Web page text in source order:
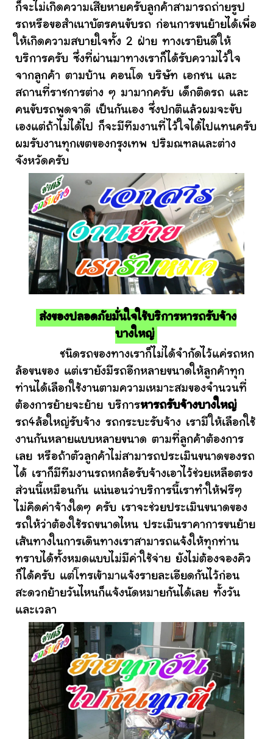
ก็จะไม่เกิดความเสียหายครับลูกค้าสามารถถ่ายรูป
รถหรือขอสำเนาบัตรคนขับรถ ก่อนการขนย้ายได้เพื่อ
ให้เกิดความสบายใจทั้ง 2 ฝ่าย ทางเรายินดีให้
บริการครับ ซึ่งที่ผ่านมาทางเราก็ได้รับความไว้ใจ
จากลูกค้า ตามบ้าน คอนโด บริษัท เอกชน และ
สถานที่ราชการต่าง ๆ มามากครับ เด็กติดรถ และ
คนขับรถพูดจาดี เป็นกันเอง ซึ่งปกติแล้วผมจะขับ
เองแต่ถ้าไม่ได้ไป ก็จะมีทีมงานที่ไว้ใจได้ไปแทนครับ
ผมรับงานทุกเขตของกรุงเทพ ปริมณฑลและต่าง
จังหวัดครับ
ส่งของปลอดภัยมั่นใจใช้บริการหารถรับจ้าง
บางใหญ่
ชนิดรถของทางเราก็ไม่ได้จำกัดไว้แค่รถหก
ล้อขนของ แต่เรายังมีรถอีกหลายขนาดให้ลูกค้าทุก
ท่านได้เลือกใช้งานตามความเหมาะสมของจำนวนที่
ต้องการย้ายจะย้าย บริการหารถรับจ้างบางใหญ่
รถ4ล้อใหญ่รับจ้าง รถกระบะรับจ้าง เรามีให้เลือกใช้
งานกันหลายแบบหลายขนาด ตามที่ลูกค้าต้องการ
เลย หรือถ้าตัวลูกค้าไม่สามารถประเมินขนาดของรถ
ได้ เราก็มีทีมงานรถหกล้อรับจ้างเอาไว้ช่วยเหลือตรง
ส่วนนี้เหมือนกัน แน่นอนว่าบริการนี้เราทำให้ฟรีๆ
ไม่คิดค่าจ้างใดๆ ครับ เราจะช่วยประเมินขนาดของ
รถให้ว่าต้องใช้รถขนาดไหน ประเมินราคาการขนย้าย
เส้นทางในการเดินทางเราสามารถแจ้งให้ทุกท่าน
ทราบได้ทั้งหมดแบบไม่มีค่าใช้จ่าย ยังไม่ต้องจองคิว
ก็ได้ครับ แต่โทรเข้ามาแจ้งรายละเอียดกันไว้ก่อน
สะดวกย้ายวันไหนก็แจ้งนัดหมายกันได้เลย ทั้งวัน
และเวลา